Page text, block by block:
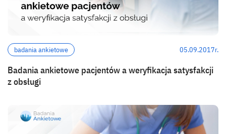
badania ankietowe 05.09.2017r.
Badania ankietowe pacjentów a weryfikacja satysfakcji
z obsługi